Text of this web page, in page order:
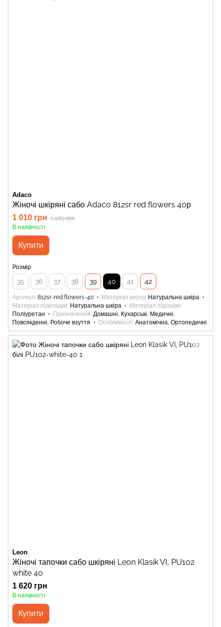
Adaco
Жіночі шкіряні сабо Adaco 812sr red flowers 40р
1 010 грн 1 485 грн
В наявності
Купити
Розмір
35 36 37 38 39 40 41 42
Артикул 812sr-red flowers-40 Матеріал верху Натуральна шкіра
Матеріал підкладки Натуральна шкіра
Матеріал підошви
Поліуретан
Призначення Домашні, Кухарські, Медичні,
Повсякденні, Робоче взуття
Особливості Анатомічна, Ортопедичні
Leon
Жіночі тапочки сабо шкіряні Leon Klasik VI, PU102
white 40
1 620 грн
В наявності
Купити